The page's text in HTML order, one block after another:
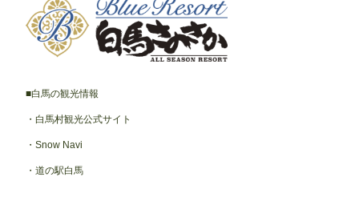
白馬の観光情報
白馬村観光公式サイト
Snow Navi
道の駅白馬